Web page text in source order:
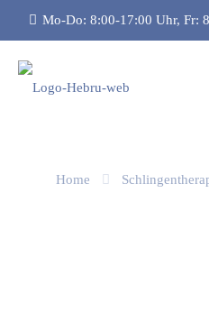
Mo-Do: 8:00-17:00 Uhr, Fr:
Home